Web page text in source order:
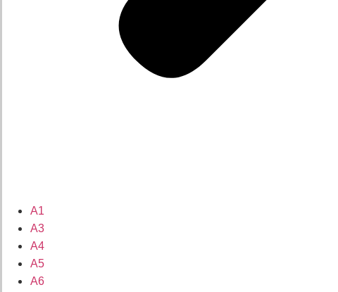
A1
A3
A4
A5
A6